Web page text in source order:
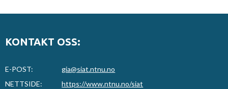
KONTAKT OSS:
E-POST:
gia@siat.ntnu.no
NETTSIDE:
https://www.ntnu.no/siat